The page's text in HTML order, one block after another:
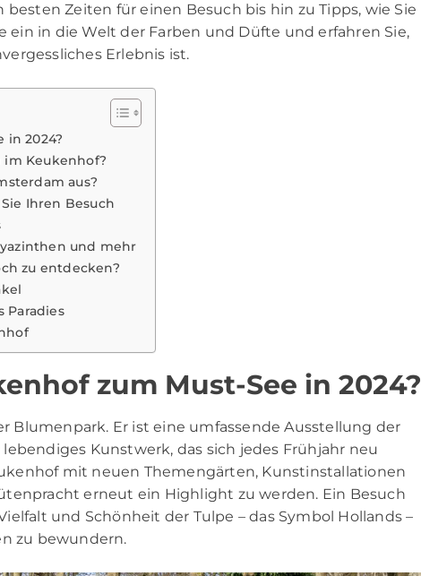
Zeiten für einen Besuch bis hin zu Tipps, wie Sie
ein in die Welt der Farben und Düfte und erfahren Sie,
Erlebnis ist.
in 2024?
Keukenhof?
aus?
Ihren Besuch
und mehr
zu entdecken?
Paradies
zum Must-See in 2024?
Blumenpark. Er ist eine umfassende Ausstellung der
Kunstwerk, das sich jedes Frühjahr neu
mit neuen Themengärten, Kunstinstallationen
erneut ein Highlight zu werden. Ein Besuch
und Schönheit der Tulpe – das Symbol Hollands –
zu bewundern.